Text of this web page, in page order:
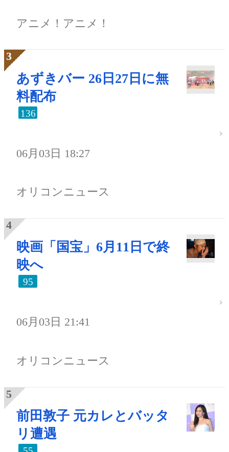
アニメ！アニメ！
あずきバー 26日27日に無
料配布
136
06月03日 18:27
オリコンニュース
映画「国宝」6月11日で終
映へ
95
06月03日 21:41
オリコンニュース
前田敦子 元カレとバッタ
リ遭遇